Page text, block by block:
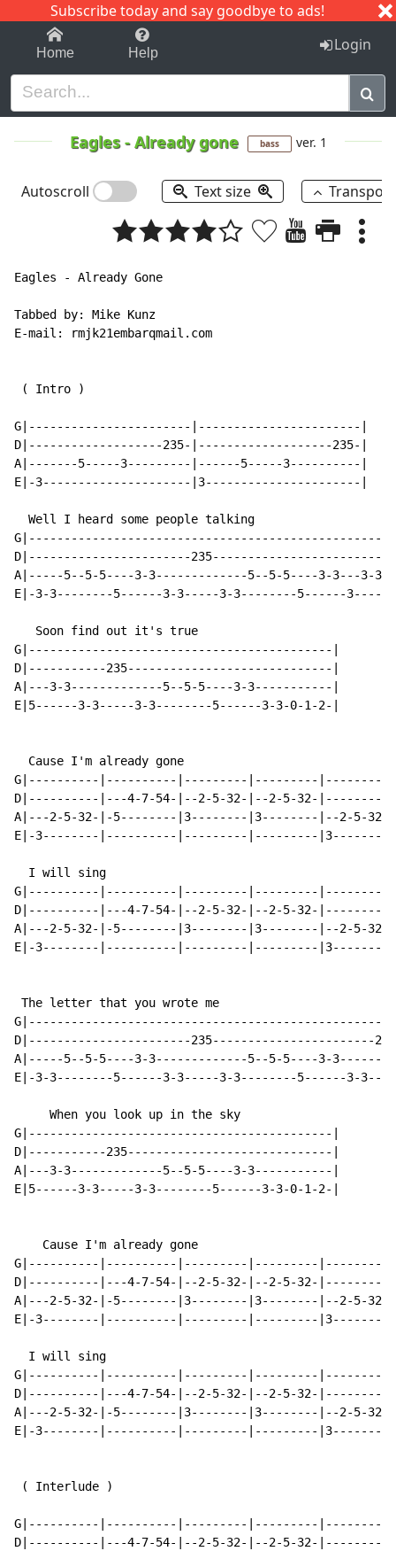
Subscribe today and say goodbye to ads!
1-9 C I J
Home Help Login
Eagles-Already gone bass ver. 1
Autoscroll Text size
Eagles - Already Gone
Tabbed by: Mike Kunz
E-mail: rmjk21embarqmail.com
( Intro )
G|-----------------------|-----------------------|
D|-------------------235-|-------------------235-|
A|-------5-----3---------|------5-----3----------|
E|-3---------------------|3----------------------|
  Well I heard some people talking
D|-----------------------
A|-----5--5-5----3-3-------------5--5-5----3-3---3-
E|-3-3--------5------3-3-----3-3--------5------3-----
   Soon find out it's true
G|-------------------------------------------|
D|-----------235-----------------------------|
A|---3-3-------------5--5-5----3-3-----------|
E|5------3-3-----3-3--------5------3-3-0-1-2-|
  Cause I'm already gone
G|----------|----------|---------|---------
D|----------|---4-7-54-|--2-5-32-|--2-5-32-|---------
A|---2-5-32-|-5--------|3--------|3--------|--2-5-
E|-3--------|----------|---------|---------
  I will sing
G|----------|----------|---------|---------
D|----------|---4-7-54-|--2-5-32-|--2-5-32-|---------
A|---2-5-32-|-5--------|3--------|3--------|--2-5-
E|-3--------|----------|---------|---------
The letter that you wrote me
D|-----------------------235-----------------------
A|-----5--5-5----3-3-------------5--5-5----3-
E|-3-3--------5------3-3-----3-3--------5------3-
     When you look up in the sky
G|-------------------------------------------|
D|-----------235-----------------------------|
A|---3-3-------------5--5-5----3-3-----------|
E|5------3-3-----3-3--------5------3-3-0-1-2-|
    Cause I'm already gone
G|----------|----------|---------|---------
D|----------|---4-7-54-|--2-5-32-|--2-5-32-|---------
A|---2-5-32-|-5--------|3--------|3--------|--2-5-
E|-3--------|----------|---------|---------
  I will sing
G|----------|----------|---------|---------
D|----------|---4-7-54-|--2-5-32-|--2-5-32-|---------
A|---2-5-32-|-5--------|3--------|3--------|--2-5-
E|-3--------|----------|---------|---------
( Interlude )
G|----------|----------|---------|---------
D|----------|---4-7-54-|--2-5-32-|--2-5-32-|---------